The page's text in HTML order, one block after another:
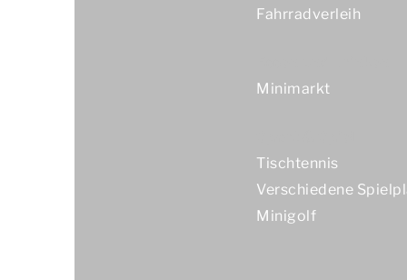
Fahrradverleih
Minimarkt
Tischtennis
Verschiedene
Minigolf